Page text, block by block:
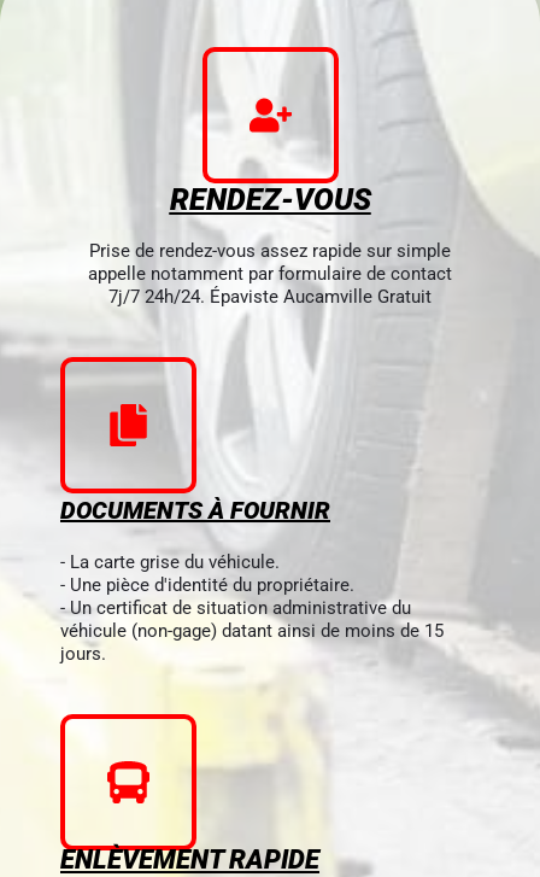
RENDEZ-VOUS
Prise de rendez-vous assez rapide sur simple
appelle notamment par formulaire de contact
7j/7 24h/24. Épaviste Aucamville Gratuit
DOCUMENTS À FOURNIR
- La carte grise du véhicule.
- Une pièce d'identité du propriétaire.
- Un certificat de situation administrative du
véhicule (non-gage) datant ainsi de moins de 15
jours.
ENLÈVEMENT RAPIDE